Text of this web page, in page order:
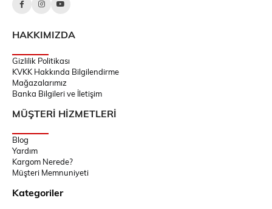
HAKKIMIZDA
Gizlilik Politikası
KVKK Hakkında Bilgilendirme
Mağazalarımız
Banka Bilgileri ve İletişim
MÜŞTERİ HİZMETLERİ
Blog
Yardım
Kargom Nerede?
Müşteri Memnuniyeti
Kategoriler